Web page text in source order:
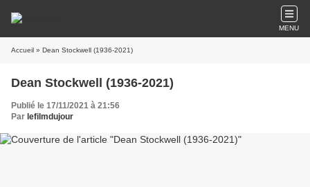
MENU
Accueil » Dean Stockwell (1936-2021)
Dean Stockwell (1936-2021)
Publié le 17/11/2021 à 21:56
Par lefilmdujour